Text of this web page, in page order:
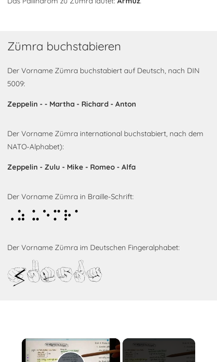
Zümra buchstabieren
Der Vorname Zümra buchstabiert auf Deutsch, nach DIN
5009:
Zeppelin - - Martha - Richard - Anton
Der Vorname Zümra international buchstabiert, nach dem
NATO-Alphabet):
Zeppelin - Zulu - Mike - Romeo - Alfa
Der Vorname Zümra in Braille-Schrift:
Zuemra
Der Vorname Zümra im Deutschen Fingeralphabet:
Zuemra
×